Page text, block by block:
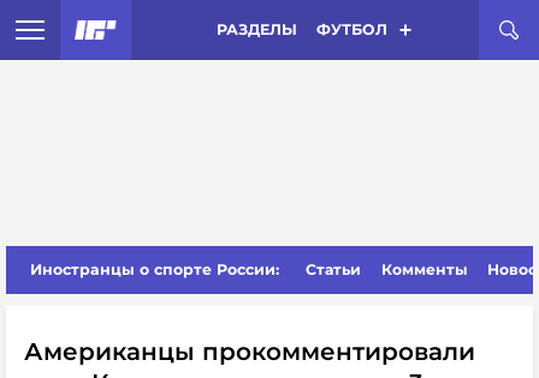
РАЗДЕЛЫ ФУТБОЛ
Иностранцы о спорте России: Статьи Комменты
Американцы прокомментировали